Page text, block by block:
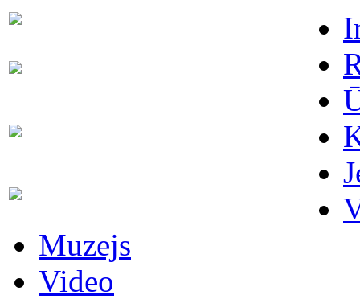
63021091
63022886
63007698
Muzejs
Video